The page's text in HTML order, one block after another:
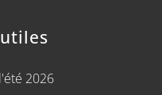
2026